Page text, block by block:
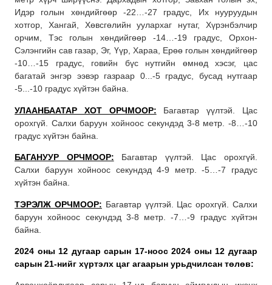
Идэр голын хөндийгөөр -22…-27 градус, Их нууруудын
хотгор, Хангай, Хөвсгөлийн уулархаг нутаг, Хүрэнбэлчир
орчим, Тэс голын хөндийгөөр -14…-19 градус, Орхон-
Сэлэнгийн сав газар, Эг, Үүр, Хараа, Ерөө голын хөндийгөөр
-10…-15 градус, говийн бүс нутгийн өмнөд хэсэг, цас
багатай энгэр ээвэр газраар 0...-5 градус, бусад нутгаар
-5...-10 градус хүйтэн байна.
УЛААНБААТАР ХОТ ОРЧМООР: Багавтар үүлтэй. Цас
орохгүй. Салхи баруун хойноос секундэд 3-8 метр. -8…-10
градус хүйтэн байна.
БАГАНУУР ОРЧМООР: Багавтар үүлтэй. Цас орохгүй.
Салхи баруун хойноос секундэд 4-9 метр. -5…-7 градус
хүйтэн байна.
ТЭРЭЛЖ ОРЧМООР: Багавтар үүлтэй. Цас орохгүй. Салхи
баруун хойноос секундэд 3-8 метр. -7…-9 градус хүйтэн
байна.
2024 оны 12 дугаар сарын 17-ноос 2024 оны 12 дугаар
сарын 21-нийг хүртэлх цаг агаарын урьдчилсан төлөв: